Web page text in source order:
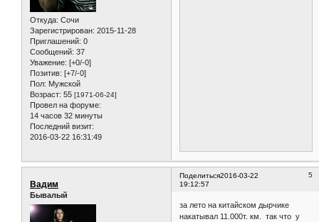
Откуда: Сочи
Зарегистрирован: 2015-11-28
Приглашений: 0
Сообщений: 37
Уважение: [+0/-0]
Позитив: [+7/-0]
Пол: Мужской
Возраст: 55 [1971-06-24]
Провел на форуме:
14 часов 32 минуты
Последний визит:
2016-03-22 16:31:49
Поделиться 5
2016-03-22
19:12:57
Вадим
Бывалый
за лето на китайском дырчике
накатывал 11.000т. км. так что у